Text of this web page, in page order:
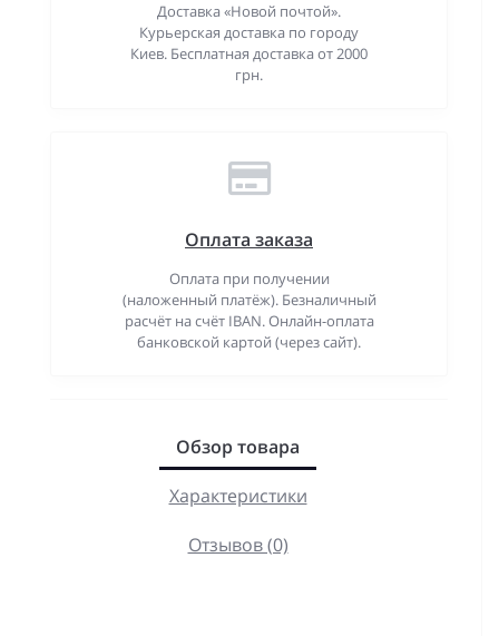
Доставка «Новой почтой».
Курьерская доставка по городу
Киев. Бесплатная доставка от 2000
грн.
Оплата заказа
Оплата при получении
(наложенный платёж). Безналичный
расчёт на счёт IBAN. Онлайн-оплата
банковской картой (через сайт).
Обзор товара
Характеристики
Отзывов (0)